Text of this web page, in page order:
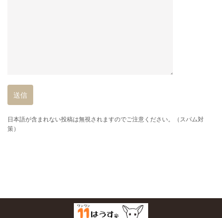
日本語が含まれない投稿は無視されますのでご注意ください。（スパム対
策）